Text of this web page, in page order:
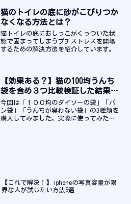
猫のトイレの底に砂がこびりつか
なくなる方法とは？
猫トイレの底におしっこがくっついた状
態で固まってしまうプチストレスを開場
するための解決方法を紹介しています。
【効果ある？】猫の100均うんち
袋を含め３つ比較検証した結果…
今回は「１００均のダイソーの袋」「パ
ン袋」「うんちが臭わない袋」の3種類を
購入してみました。実際に使ってみた体
【これで解決！】iphoneの写真容量が限
界な人が試したい方法6選